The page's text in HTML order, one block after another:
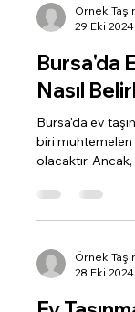
dayanıklılıkta
Örnek
29 Eki 2024
Bursa'da
Nasıl
Bursa'da ev taşımayı
biri muhtemelen
olacaktır. Ancak, net bir fiyat vermek, taşınma sürecindeki
Bursa'da evden
detaylı bir
Faktörler: Eşya
Örnek
28 Eki 2024